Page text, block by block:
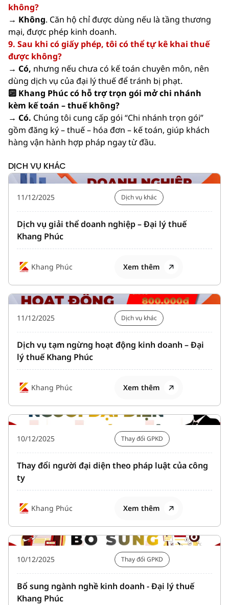
không?
→ Không. Căn hộ chỉ được dùng nếu là tầng thương
mại, được phép kinh doanh.
9. Sau khi có giấy phép, tôi có thể tự kê khai thuế
được không?
→ Có, nhưng nếu chưa có kế toán chuyên môn, nên
dùng dịch vụ của đại lý thuế để tránh bị phạt.
🔟 Khang Phúc có hỗ trợ trọn gói mở chi nhánh
kèm kế toán – thuế không?
→ Có. Chúng tôi cung cấp gói “Chi nhánh trọn gói”
gồm đăng ký – thuế – hóa đơn – kế toán, giúp khách
hàng vận hành hợp pháp ngay từ đầu.
DỊCH VỤ KHÁC
11/12/2025 Dịch vụ khác
Dịch vụ giải thể doanh nghiệp – Đại lý thuế
Khang Phúc
Khang Phúc Xem thêm
11/12/2025 Dịch vụ khác
Dịch vụ tạm ngừng hoạt động kinh doanh – Đại
lý thuế Khang Phúc
Khang Phúc Xem thêm
10/12/2025 Thay đổi GPKD
Thay đổi người đại diện theo pháp luật của công
ty
Khang Phúc Xem thêm
10/12/2025 Thay đổi GPKD
Bổ sung ngành nghề kinh doanh - Đại lý thuế
Khang Phúc